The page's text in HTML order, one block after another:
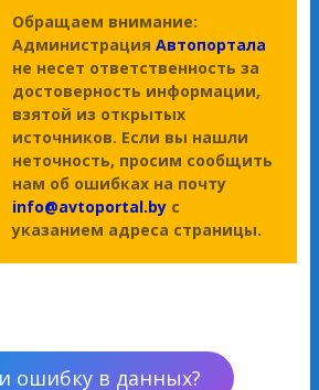
Обращаем внимание:
Администрация Автопортала
не несет ответственность за
достоверность информации,
взятой из открытых
источников. Если вы нашли
неточность, просим сообщить
нам об ошибках на почту
info@avtoportal.by с
указанием адреса страницы.
ошибку в данных?